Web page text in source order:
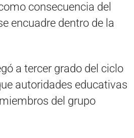
consecuencia del
encuadre dentro de la
a tercer grado del ciclo
autoridades educativas
del grupo